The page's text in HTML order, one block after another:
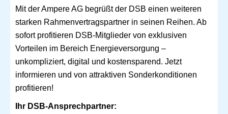
Mit der Ampere AG begrüßt der DSB einen weiteren
starken Rahmenvertragspartner in seinen Reihen. Ab
sofort profitieren DSB-Mitglieder von exklusiven
Vorteilen im Bereich Energieversorgung –
unkompliziert, digital und kostensparend. Jetzt
informieren und von attraktiven Sonderkonditionen
profitieren!
Ihr DSB-Ansprechpartner: